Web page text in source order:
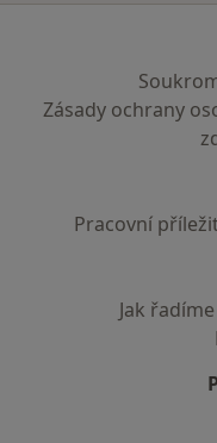
Zásady ochrany
Pracovní
Jak